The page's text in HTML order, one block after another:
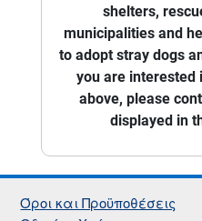
shelters,
municipalities and
to adopt stray dogs
you are interested
above, please
displayed in
Όροι και Προϋποθέσεις